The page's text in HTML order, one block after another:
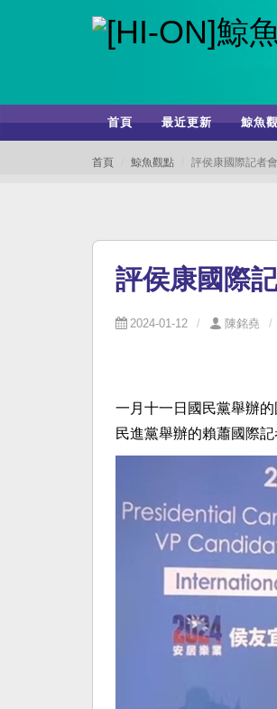
首頁 最近更新 鯨魚
首頁 鯨魚觀點 評侯康國際記者會
評侯康國際
2024-01-12 陳銘堯
一月十一日國民黨舉辦
民進黨舉辦的賴蕭國際